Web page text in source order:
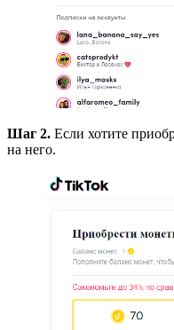
Шаг 2. Если хотите
на него.